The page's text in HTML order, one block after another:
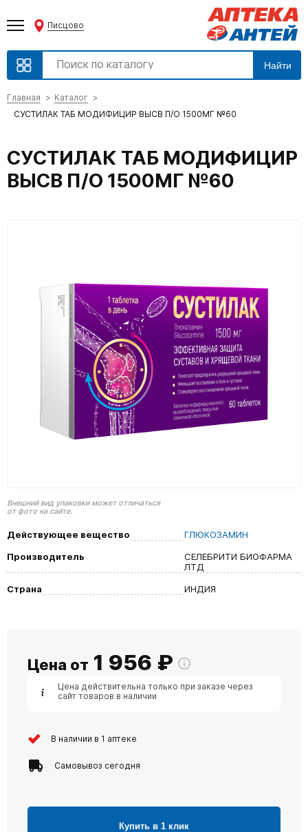
Писцово
Найти
Главная
Каталог
СУСТИЛАК ТАБ МОДИФИЦИР ВЫСВ П/О 1500МГ №60
СУСТИЛАК ТАБ МОДИФИЦИР
ВЫСВ П/О 1500МГ №60
Внешний вид упаковки может отличаться
от фото на сайте.
Действующее вещество
ГЛЮКОЗАМИН
Производитель
СЕЛЕБРИТИ БИОФАРМА
ЛТД
Страна
ИНДИЯ
Цена от 1 956 ₽
Цена действительна только при заказе через
сайт товаров в наличии
В наличии в 1 аптеке
Самовывоз сегодня
Купить в 1 клик